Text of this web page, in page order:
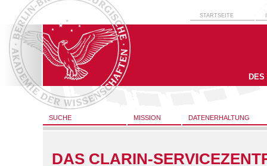
STARTSEITE
SUCHE MISSION DATENERHALTUNG
DAS CLARIN-